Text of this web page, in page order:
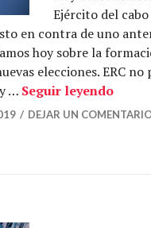
Ejército del
en contra de uno
hoy sobre la
elecciones. ERC
… Seguir leyendoEl
DEJAR UN